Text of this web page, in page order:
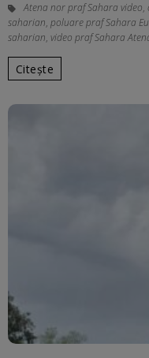
Atena nor praf Sahara video,
saharian, poluare praf Sahara
saharian, video praf Sahara
Citește